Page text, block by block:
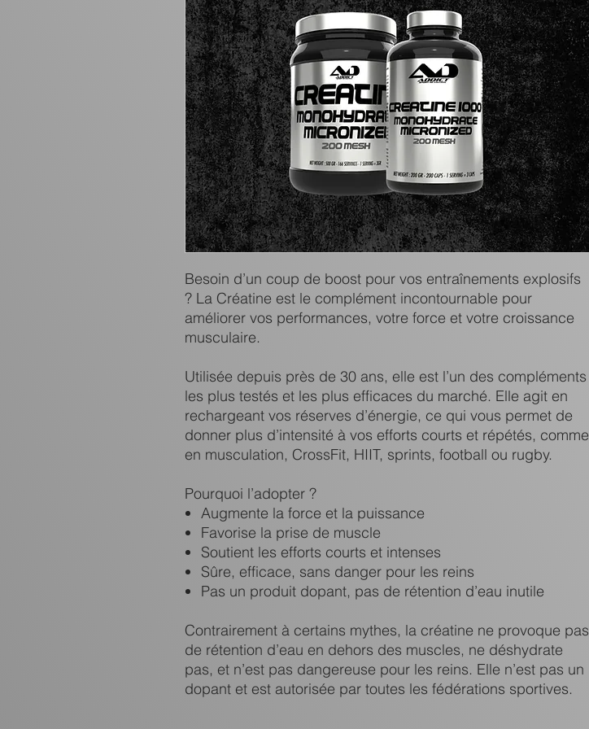
Besoin d’un coup de boost pour vos entraînements explosifs
? La Créatine est le complément incontournable pour
améliorer vos performances, votre force et votre croissance
musculaire.
Utilisée depuis près de 30 ans, elle est l’un des compléments
les plus testés et les plus efficaces du marché. Elle agit en
rechargeant vos réserves d’énergie, ce qui vous permet de
donner plus d’intensité à vos efforts courts et répétés, comme
en musculation, CrossFit, HIIT, sprints, football ou rugby.
Pourquoi l’adopter ?
Augmente la force et la puissance
Favorise la prise de muscle
Soutient les efforts courts et intenses
Sûre, efficace, sans danger pour les reins
Pas un produit dopant, pas de rétention d’eau inutile
Contrairement à certains mythes, la créatine ne provoque pas
de rétention d’eau en dehors des muscles, ne déshydrate
pas, et n’est pas dangereuse pour les reins. Elle n’est pas un
dopant et est autorisée par toutes les fédérations sportives.